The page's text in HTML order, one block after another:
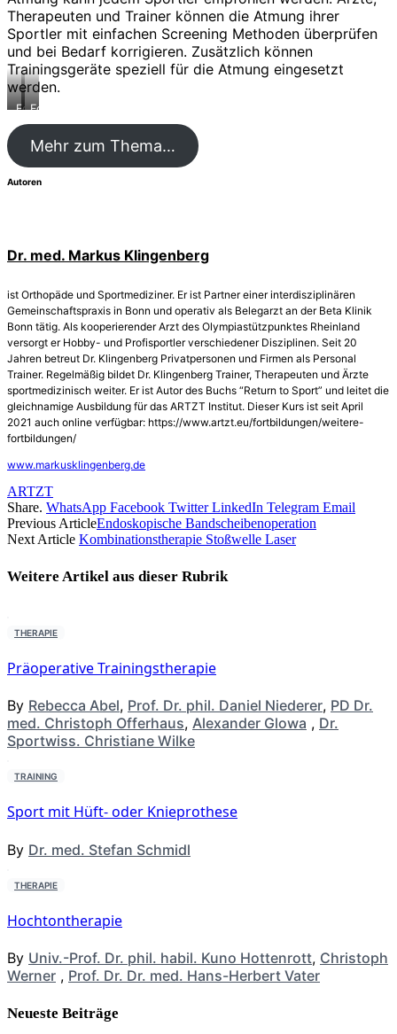
Therapeuten und Trainer können die Atmung ihrer
Sportler mit einfachen Screening Methoden überprüfen
und bei Bedarf korrigieren. Zusätzlich können
Trainingsgeräte speziell für die Atmung eingesetzt
werden.
Foto:
Ludwig
GmbH
Foto:
Ludwig
GmbH
Mehr zum Thema…
Autoren
Dr. med. Markus Klingenberg
ist Orthopäde und Sportmediziner. Er ist Partner einer interdisziplinären
Gemeinschaftspraxis in Bonn und operativ als Belegarzt an der Beta Klinik
Bonn tätig. Als kooperierender Arzt des Olympiastützpunktes Rheinland
versorgt er Hobby- und Profisportler verschiedener Disziplinen. Seit 20
Jahren betreut Dr. Klingenberg Privatpersonen und Firmen als Personal
Trainer. Regelmäßig bildet Dr. Klingenberg Trainer, Therapeuten und Ärzte
sportmedizinisch weiter. Er ist Autor des Buchs “Return to Sport” und leitet die
gleichnamige Ausbildung für das ARTZT Institut. Dieser Kurs ist seit April
2021 auch online verfügbar: https://www.artzt.eu/fortbildungen/weitere-
fortbildungen/
www.markusklingenberg.de
ARTZT
Share. WhatsApp Facebook Twitter LinkedIn Telegram Email
Previous ArticleEndoskopische Bandscheibenoperation
Next Article Kombinationstherapie Stoßwelle Laser
Weitere Artikel aus dieser Rubrik
THERAPIE
Präoperative Trainingstherapie
By Rebecca Abel, Prof. Dr. phil. Daniel Niederer, PD Dr.
med. Christoph Offerhaus, Alexander Glowa , Dr.
Sportwiss. Christiane Wilke
TRAINING
Sport mit Hüft- oder Knieprothese
By Dr. med. Stefan Schmidl
THERAPIE
Hochtontherapie
By Univ.-Prof. Dr. phil. habil. Kuno Hottenrott, Christoph
Werner , Prof. Dr. Dr. med. Hans-Herbert Vater
Neueste Beiträge